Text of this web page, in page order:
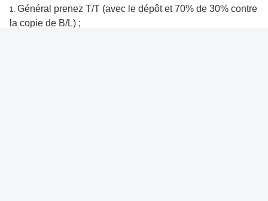
1. Général prenez T/T (avec le dépôt et 70% de 30% contre
la copie de B/L) ;